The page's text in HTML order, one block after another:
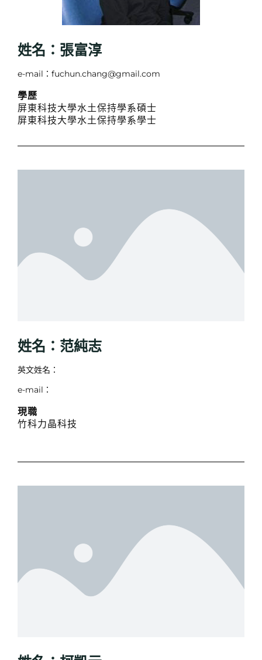
姓名：張富淳
e-mail：fuchun.chang@gmail.com
學歷
屏東科技大學水土保持學系碩士
屏東科技大學水土保持學系學士
姓名：范純志
英文姓名：
e-mail：
現職
竹科力晶科技